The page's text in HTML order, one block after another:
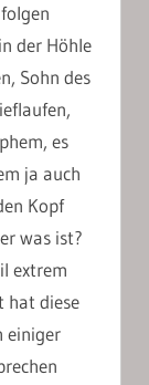
der Höhle
Sohn des
es
ja auch
Kopf
was ist?
extrem
hat diese
einiger